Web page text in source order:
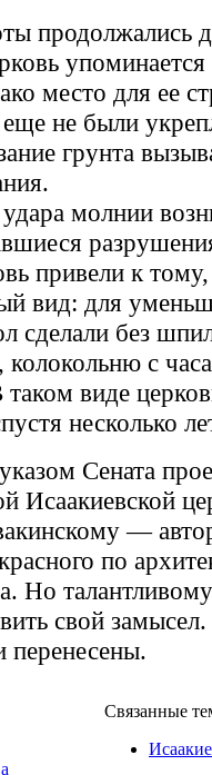
продолжались
упоминается
место для ее
не были
грунта
молнии
привели к
вид: для
сделали без
с
виде
несколько
Сената
Исаакиевской
—
по
Но
свой
перенесены.
Связанные